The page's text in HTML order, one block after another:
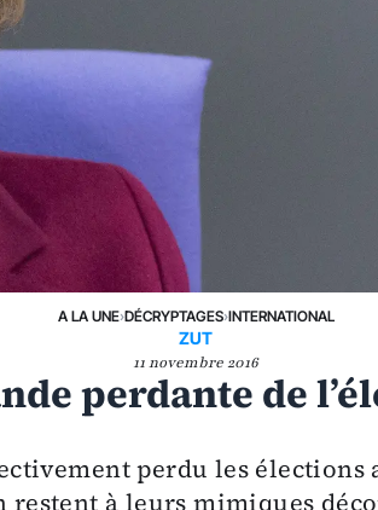
A LA UNE›DÉCRYPTAGES›INTERNATIONAL
ZUT
11 novembre 2016
perdante de
perdu les
restent à leurs mimiques